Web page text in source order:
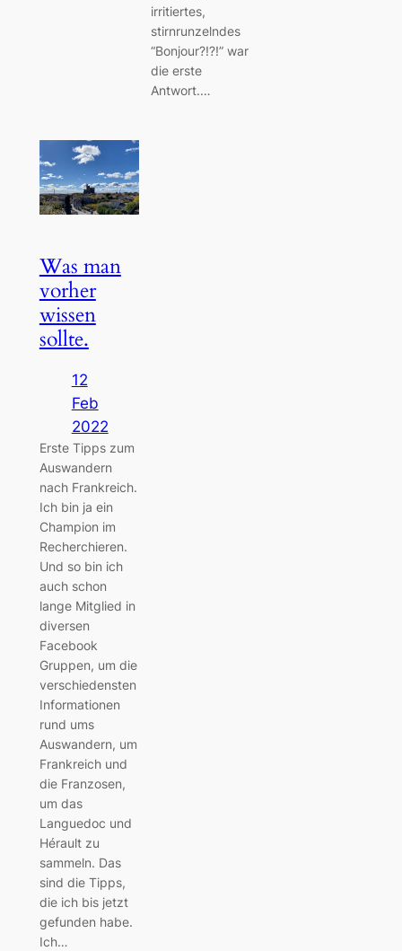
irritiertes,
stirnrunzelndes
“Bonjour?!?!” war
die erste
Antwort.…
Was man
vorher
wissen
sollte.
12
Feb
2022
Erste Tipps zum
Auswandern
nach Frankreich.
Ich bin ja ein
Champion im
Recherchieren.
Und so bin ich
auch schon
lange Mitglied in
diversen
Facebook
Gruppen, um die
verschiedensten
Informationen
rund ums
Auswandern, um
Frankreich und
die Franzosen,
um das
Languedoc und
Hérault zu
sammeln. Das
sind die Tipps,
die ich bis jetzt
gefunden habe.
Ich…